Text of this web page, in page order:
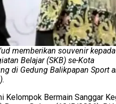
memberikan souvenir kepada
Belajar (SKB) se-Kota
di Gedung Balikpapan Sport
Bermain Sanggar